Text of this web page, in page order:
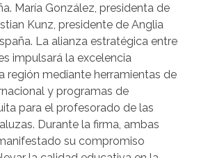
María González, presidenta de
Kunz, presidente de Anglia
La alianza estratégica entre
impulsará la excelencia
región mediante herramientas de
y programas de
para el profesorado de las
Durante la firma, ambas
su compromiso